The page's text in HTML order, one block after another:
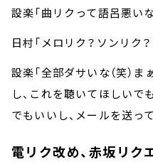
設楽「曲リクって語呂悪いな
日村「メロリク？ソンリク？
設楽「全部ダサいな（笑）
し、これを聴いてほしいで
でもいいし、メールを送っ
電リク改め、赤坂リク